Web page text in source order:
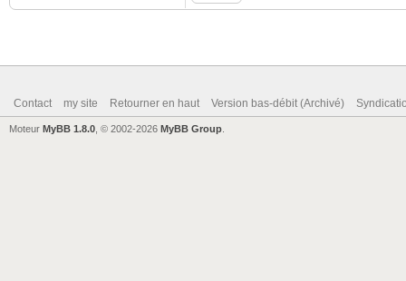
Contact my site Retourner en haut Version bas-débit (Archivé)
Moteur MyBB 1.8.0 , © 2002-2026 MyBB Group